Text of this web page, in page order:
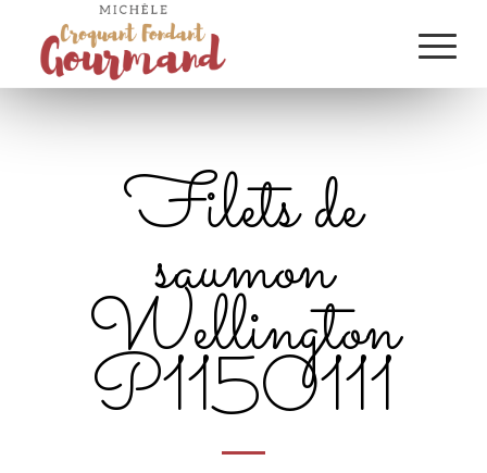
Filets de
saumon
Wellington
P1150111